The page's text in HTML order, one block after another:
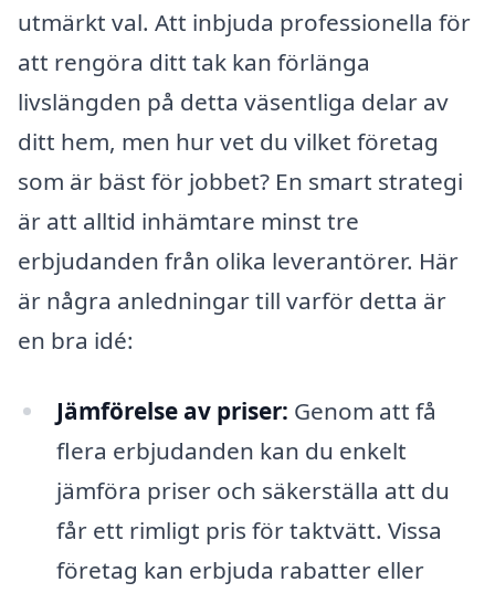
utmärkt val. Att inbjuda professionella för
att rengöra ditt tak kan förlänga
livslängden på detta väsentliga delar av
ditt hem, men hur vet du vilket företag
som är bäst för jobbet? En smart strategi
är att alltid inhämtare minst tre
erbjudanden från olika leverantörer. Här
är några anledningar till varför detta är
en bra idé:
Jämförelse av priser: Genom att få
flera erbjudanden kan du enkelt
jämföra priser och säkerställa att du
får ett rimligt pris för taktvätt. Vissa
företag kan erbjuda rabatter eller